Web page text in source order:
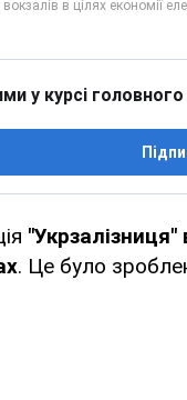
у курсі
"Укрзалізниця"
. Це було